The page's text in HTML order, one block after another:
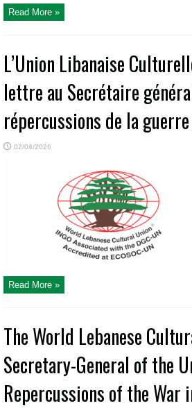
Read More »
L’Union Libanaise
lettre au Secrétaire
répercussions de la
02/04/2026
Read More »
The World Lebanese
Secretary-General of the
Repercussions of the War